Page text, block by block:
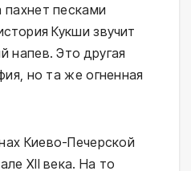
пахнет песками
Кукши звучит
напев. Это другая
но та же огненная
Киево-Печерской
XII века. На то